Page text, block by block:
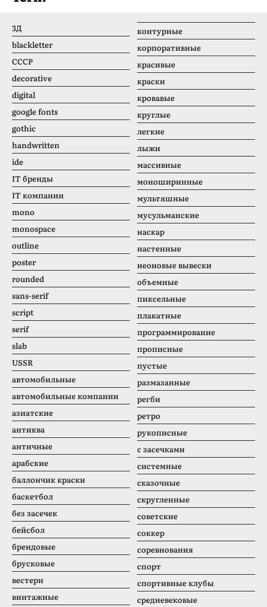
3Д
blackletter
CCCР
decorative
digital
google fonts
gothic
handwritten
ide
IT бренды
IT компании
mono
monospace
outline
poster
rounded
sans-serif
script
serif
slab
USSR
автомобильные
автомобильные компании
азиатские
антиква
античные
арабские
баллончик краски
баскетбол
без засечек
бейсбол
брендовые
брусковые
вестерн
винтажные
контурные
корпоративные
красивые
краски
кровавые
круглые
легкие
лыжи
массивные
моноширинные
мультяшные
мусульманские
наскар
настенные
неоновые вывески
объемные
пиксельные
плакатные
программирование
прописные
пустые
размазанные
регби
ретро
рукописные
с засечками
системные
сказочные
скругленные
советские
соккер
соревнования
спорт
спортивные клубы
средневековые